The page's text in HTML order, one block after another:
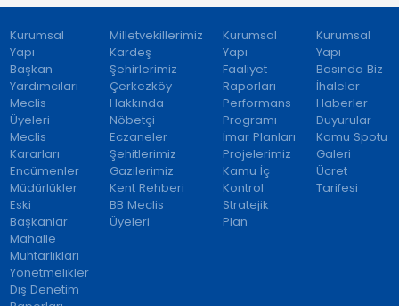
Kurumsal
Yapı
Başkan
Yardımcıları
Meclis
Üyeleri
Meclis
Kararları
Encümenler
Müdürlükler
Eski
Başkanlar
Mahalle
Muhtarlıkları
Yönetmelikler
Dış Denetim
Milletvekillerimiz
Kardeş
Şehirlerimiz
Çerkezköy
Hakkında
Nöbetçi
Eczaneler
Şehitlerimiz
Gazilerimiz
Kent Rehberi
BB Meclis
Üyeleri
Kurumsal
Yapı
Faaliyet
Raporları
Performans
Programı
İmar Planları
Projelerimiz
Kamu İç
Kontrol
Stratejik
Plan
Kurumsal
Yapı
Basında Biz
İhaleler
Haberler
Duyurular
Kamu Spotu
Galeri
Ücret
Tarifesi